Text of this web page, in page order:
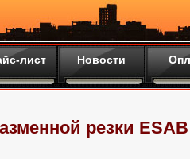
лист Новости
резки